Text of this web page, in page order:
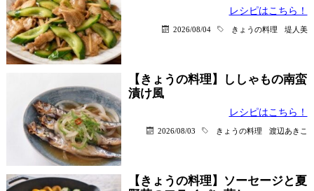
レシピはこちら！
2026/08/04 きょうの料理 堤人美
【きょうの料理】ししゃもの南蛮
漬け風
レシピはこちら！
2026/08/03 きょうの料理 渡辺あきこ
【きょうの料理】ソーセージと夏